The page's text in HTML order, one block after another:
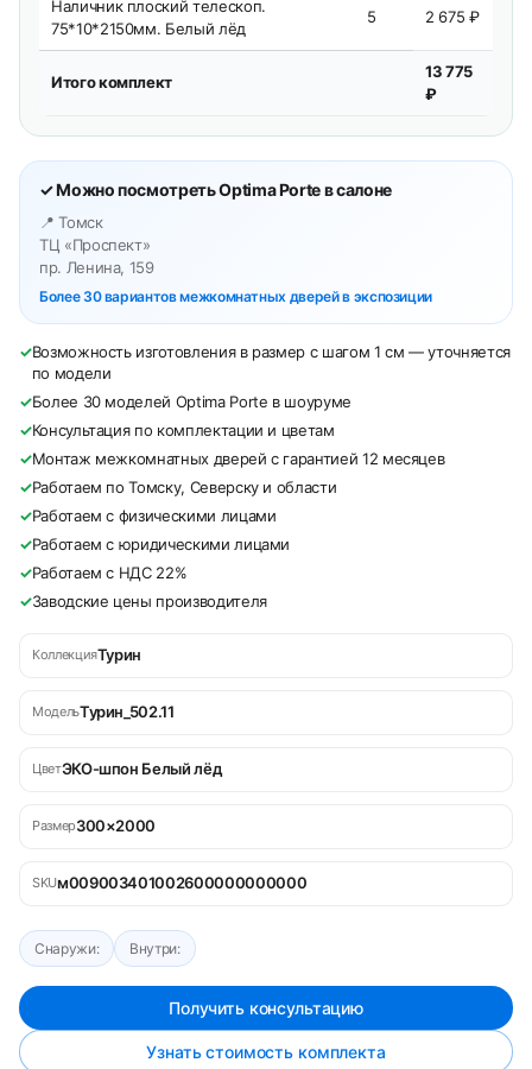
Наличник плоский телескоп.
75*10*2150мм. Белый лёд
5 2 675 ₽
Итого комплект
13 775
₽
✓ Можно посмотреть Optima Porte в салоне
📍 Томск
ТЦ «Проспект»
пр. Ленина, 159
Более 30 вариантов межкомнатных дверей в экспозиции
✓Возможность изготовления в размер с шагом 1 см — уточняется
по модели
✓Более 30 моделей Optima Porte в шоуруме
✓Консультация по комплектации и цветам
✓Монтаж межкомнатных дверей с гарантией 12 месяцев
✓Работаем по Томску, Северску и области
✓Работаем с физическими лицами
✓Работаем с юридическими лицами
✓Работаем с НДС 22%
✓Заводские цены производителя
КоллекцияТурин
МодельТурин_502.11
ЦветЭКО-шпон Белый лёд
Размер300×2000
SKUм009003401002600000000000
Снаружи: Внутри:
Получить консультацию
Узнать стоимость комплекта